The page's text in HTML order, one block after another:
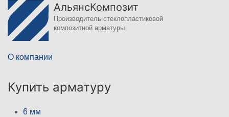
АльянсКомпозит
Производитель стеклопластиковой
композитной арматуры
О компании
Купить арматуру
6 мм